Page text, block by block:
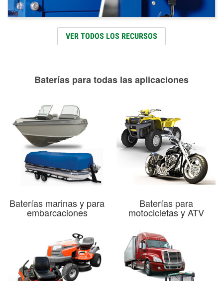
VER TODOS LOS RECURSOS
Baterías para todas las aplicaciones
Baterías marinas y para
embarcaciones
Baterías para
motocicletas y ATV